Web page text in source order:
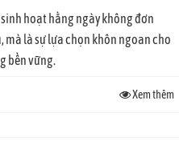
hoạt hằng ngày không đơn
là sự lựa chọn khôn ngoan cho
bền vững.
Xem thêm